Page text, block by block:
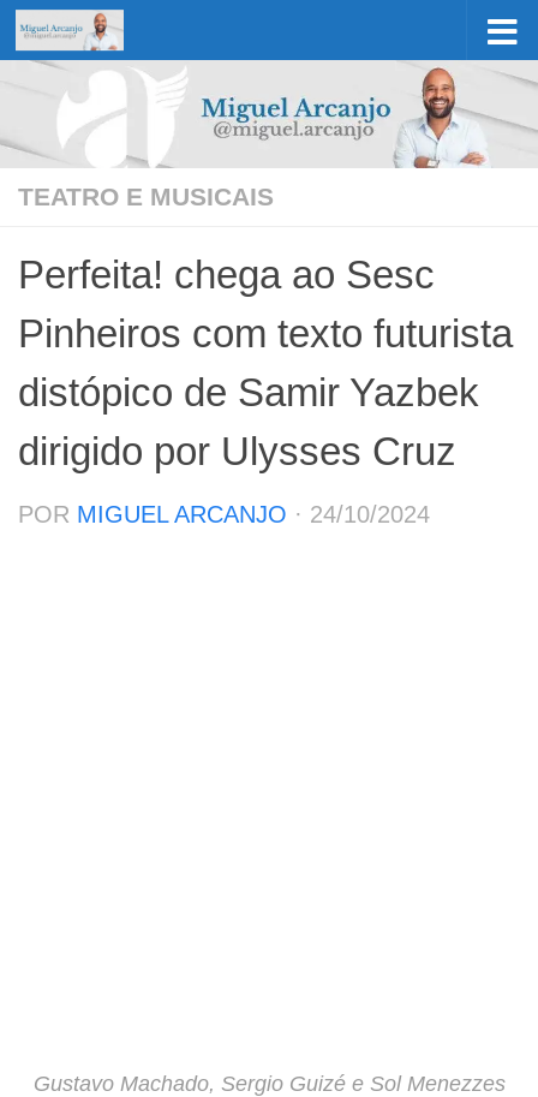
Skip to content
TEATRO E MUSICAIS
Perfeita! chega ao Sesc
Pinheiros com texto futurista
distópico de Samir Yazbek
dirigido por Ulysses Cruz
POR MIGUEL ARCANJO · 24/10/2024
Gustavo Machado, Sergio Guizé e Sol Menezzes